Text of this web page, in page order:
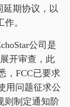
延期协议，以
。
公司是
开审查，此
，FCC已要求
用问题征求公
则制定通知阶